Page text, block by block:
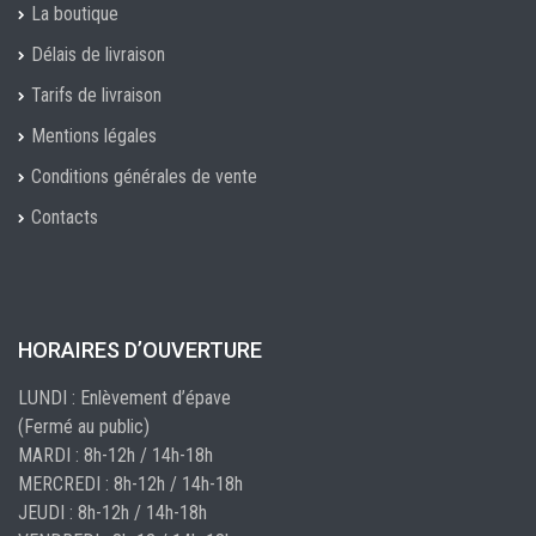
La boutique
Délais de livraison
Tarifs de livraison
Mentions légales
Conditions générales de vente
Contacts
HORAIRES D’OUVERTURE
LUNDI : Enlèvement d’épave
(Fermé au public)
MARDI : 8h-12h / 14h-18h
MERCREDI : 8h-12h / 14h-18h
JEUDI : 8h-12h / 14h-18h